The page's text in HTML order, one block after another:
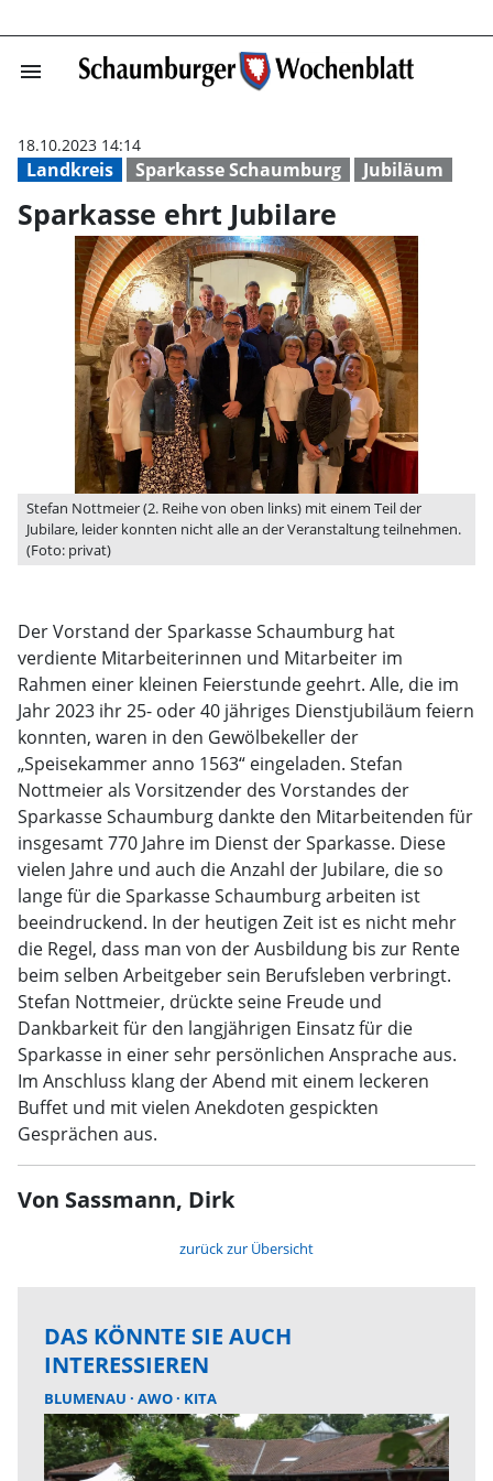
menu Sparkasse ehrt
Landkreis Sparkasse Schaumburg Jubiläum
18.10.2023 14:14
Sparkasse ehrt Jubilare
Stefan Nottmeier (2. Reihe von oben links) mit einem Teil der
Jubilare, leider konnten nicht alle an der Veranstaltung teilnehmen.
(Foto: privat)
Der Vorstand der Sparkasse Schaumburg hat
verdiente Mitarbeiterinnen und Mitarbeiter im
Rahmen einer kleinen Feierstunde geehrt. Alle, die im
Jahr 2023 ihr 25- oder 40 jähriges Dienstjubiläum feiern
konnten, waren in den Gewölbekeller der
„Speisekammer anno 1563“ eingeladen. Stefan
Nottmeier als Vorsitzender des Vorstandes der
Sparkasse Schaumburg dankte den Mitarbeitenden für
insgesamt 770 Jahre im Dienst der Sparkasse. Diese
vielen Jahre und auch die Anzahl der Jubilare, die so
lange für die Sparkasse Schaumburg arbeiten ist
beeindruckend. In der heutigen Zeit ist es nicht mehr
die Regel, dass man von der Ausbildung bis zur Rente
beim selben Arbeitgeber sein Berufsleben verbringt.
Stefan Nottmeier, drückte seine Freude und
Dankbarkeit für den langjährigen Einsatz für die
Sparkasse in einer sehr persönlichen Ansprache aus.
Im Anschluss klang der Abend mit einem leckeren
Buffet und mit vielen Anekdoten gespickten
Gesprächen aus.
Von Sassmann, Dirk
zurück zur Übersicht
DAS KÖNNTE SIE AUCH
INTERESSIEREN
BLUMENAU AWO KITA